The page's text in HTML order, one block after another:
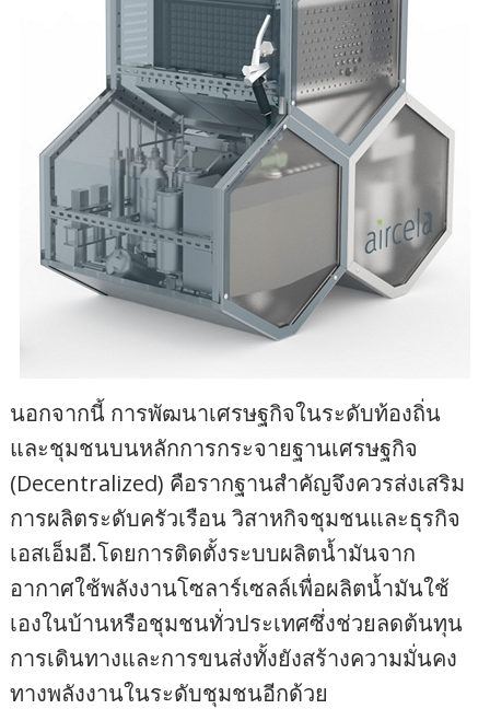
นอกจากนี้ การพัฒนาเศรษฐกิจในระดับท้องถิ่น
และชุมชนบนหลักการกระจายฐานเศรษฐกิจ
(Decentralized) คือรากฐานสำคัญจึงควรส่งเสริม
การผลิตระดับครัวเรือน วิสาหกิจชุมชนและธุรกิจ
เอสเอ็มอี.โดยการติดตั้งระบบผลิตน้ำมันจาก
อากาศใช้พลังงานโซลาร์เซลล์เพื่อผลิตน้ำมันใช้
เองในบ้านหรือชุมชนทั่วประเทศซึ่งช่วยลดต้นทุน
การเดินทางและการขนส่งทั้งยังสร้างความมั่นคง
ทางพลังงานในระดับชุมชนอีกด้วย